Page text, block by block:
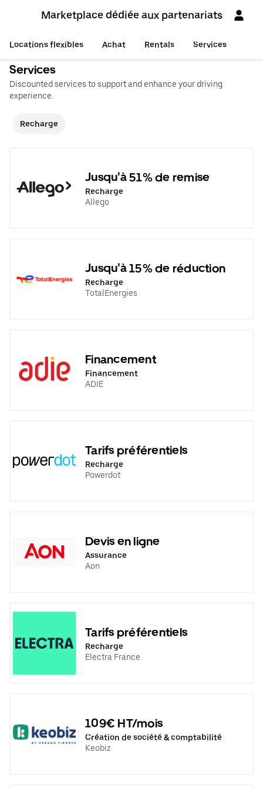
Marketplace dédiée aux partenariats
Locations flexibles Achat Rentals Services
Services
Discounted services to support and enhance your driving
experience.
Recharge
Jusqu'à 51% de remise
Recharge
Allego
Jusqu'à 15% de réduction
Recharge
TotalEnergies
Financement
Financement
ADIE
Tarifs préférentiels
Recharge
Powerdot
Devis en ligne
Assurance
Aon
Tarifs préférentiels
Recharge
Electra France
109€ HT/mois
Création de société & comptabilité
Keobiz